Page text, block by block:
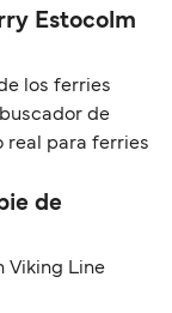
Estocolm
los ferries
de
real para ferries
de
Viking Line